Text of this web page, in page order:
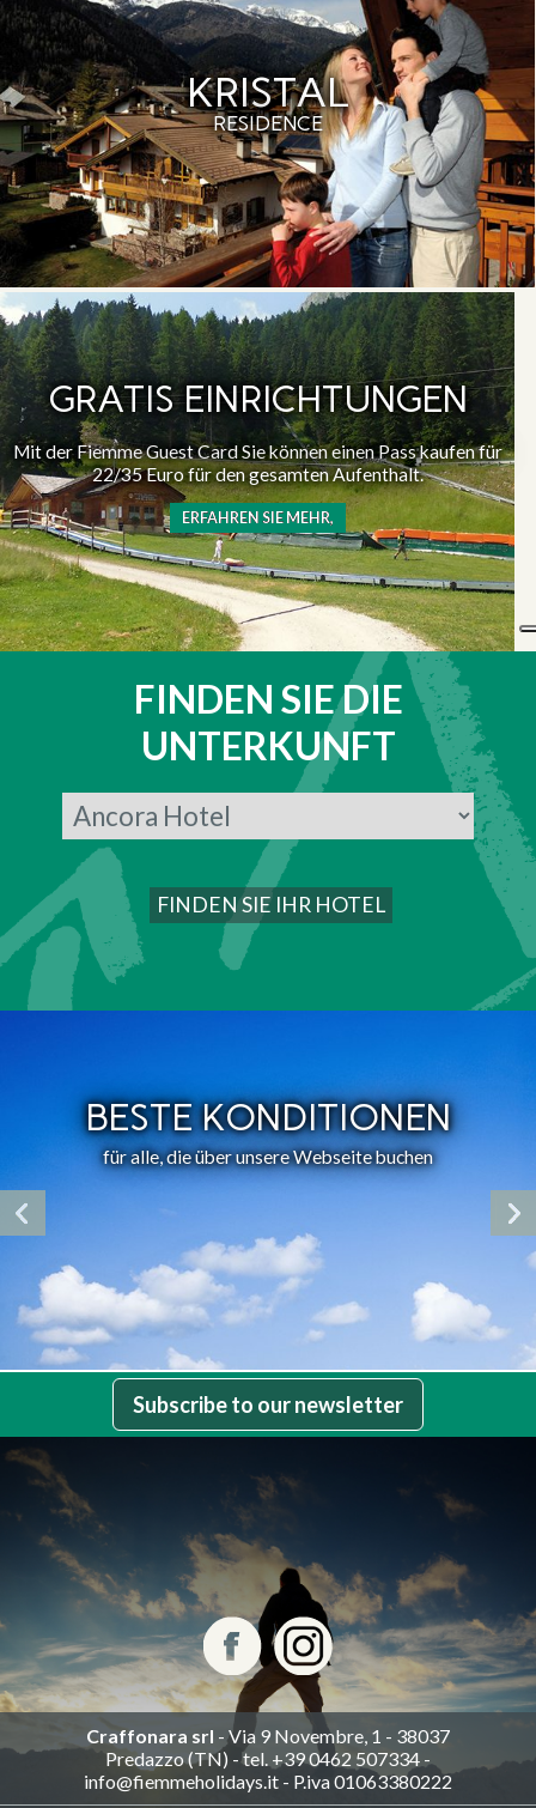
KRISTAL
RESIDENCE
GRATIS EINRICHTUNGEN
Mit der Fiemme Guest Card Sie können einen Pass kaufen für
22/35 Euro für den gesamten Aufenthalt.
ERFAHREN SIE MEHR,
FINDEN SIE DIE
UNTERKUNFT
BESTE KONDITIONEN
für alle, die über unsere Webseite buchen
Subscribe to our newsletter
Craffonara srl - Via 9 Novembre, 1 - 38037
Predazzo (TN) - tel. +39 0462 507334 -
info@fiemmeholidays.it - P.iva 01063380222